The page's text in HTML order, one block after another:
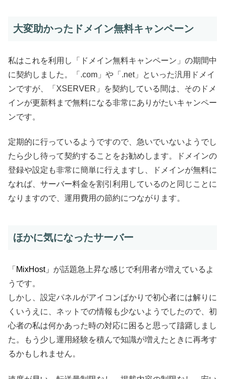
大変助かったドメイン無料キャンペーン
私はこれを利用し「ドメイン無料キャンペーン」の期間中
に契約しました。「.com」や「.net」といった汎用ドメイ
ンですが、「XSERVER」を契約している間は、そのドメ
インが更新料まで無料になる非常にありがたいキャンペー
ンです。
定期的に行っているようですので、急いでいないようでし
たら少し待って契約することをお勧めします。ドメインの
登録や設定も非常に簡単に行えますし、ドメインが無料に
なれば、サーバー料金を割引利用しているのと同じことに
なりますので、運用費用の節約につながります。
ほかに気になったサーバー
「 MixHost」 が話題急上昇な感じで利用者が増えているよ
うです。
しかし、設定パネルがアイコンばかりで初心者には解りに
くいうえに、ネットでの情報も少ないようでしたので、初
心者の私は何かあった時の対応に困ると思って躊躇しまし
た。もう少し運用経験を積んで知識が増えたときに再考す
るかもしれません。